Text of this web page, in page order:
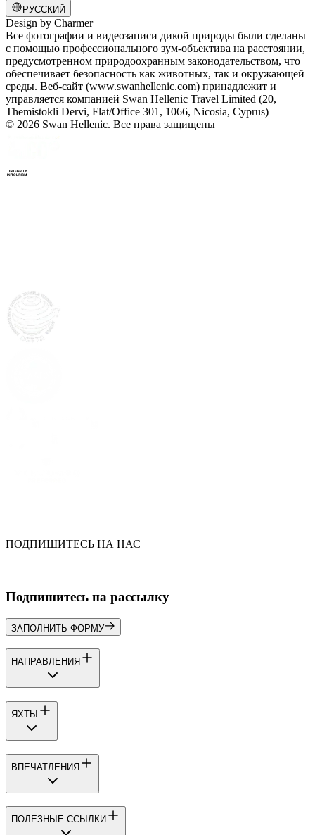
РУССКИЙ
Design by Charmer
Все фотографии и видеозаписи дикой природы были сделаны
с помощью профессионального зум-объектива на расстоянии,
предусмотренном природоохранным законодательством, что
обеспечивает безопасность как животных, так и окружающей
среды. Веб-сайт (www.swanhellenic.com) принадлежит и
управляется компанией Swan Hellenic Travel Limited (20,
Themistokli Dervi, Flat/Office 301, 1066, Nicosia, Cyprus)
© 2026 Swan Hellenic. Все права защищены
ПОДПИШИТЕСЬ НА НАС
Подпишитесь на рассылку
ЗАПОЛНИТЬ ФОРМУ
НАПРАВЛЕНИЯ
ЯХТЫ
ВПЕЧАТЛЕНИЯ
ПОЛЕЗНЫЕ ССЫЛКИ